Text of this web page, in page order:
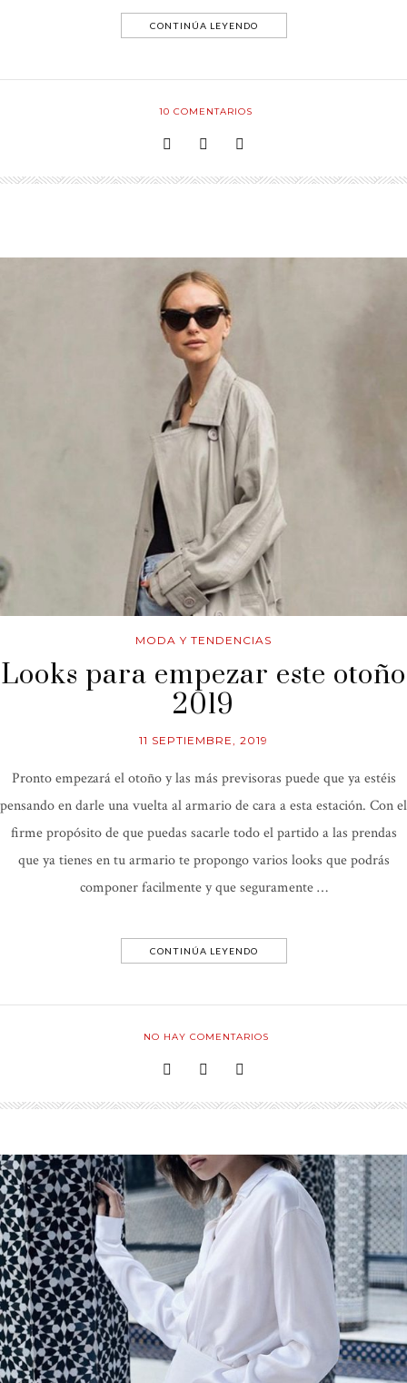
CONTINÚA LEYENDO
10 COMENTARIOS
MODA Y TENDENCIAS
Looks para empezar este otoño
2019
11 SEPTIEMBRE, 2019
Pronto empezará el otoño y las más previsoras puede que ya estéis
pensando en darle una vuelta al armario de cara a esta estación. Con el
firme propósito de que puedas sacarle todo el partido a las prendas
que ya tienes en tu armario te propongo varios looks que podrás
componer facilmente y que seguramente …
CONTINÚA LEYENDO
NO HAY COMENTARIOS